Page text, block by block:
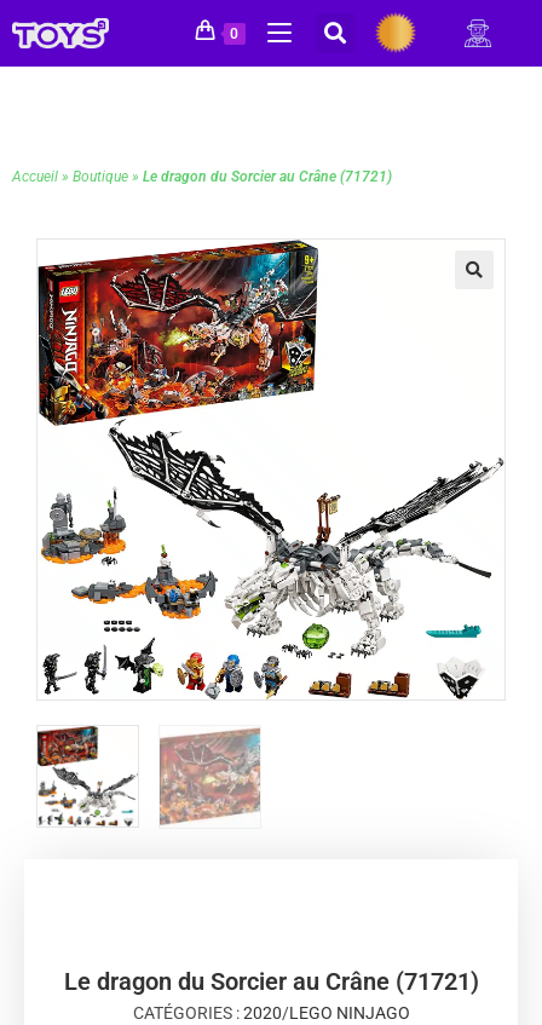
0
Accueil » Boutique » Le dragon du Sorcier au Crâne (71721)
Le dragon du Sorcier au Crâne (71721)
CATÉGORIES :2020/LEGO NINJAGO